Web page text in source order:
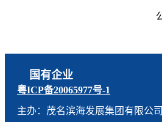
国有企业
粤ICP备20065977号-1
主办：茂名滨海发展集团有限公司